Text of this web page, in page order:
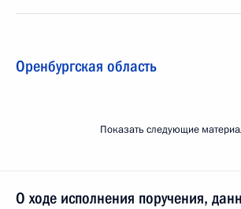
Оренбургская область
Показать следующие
О ходе исполнения поручения,